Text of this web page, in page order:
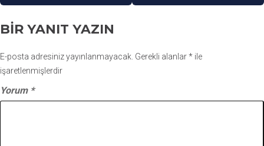
BIR YANIT YAZIN
E-posta adresiniz yayınlanmayacak. Gerekli alanlar* ile
işaretlenmişlerdir
Yorum *